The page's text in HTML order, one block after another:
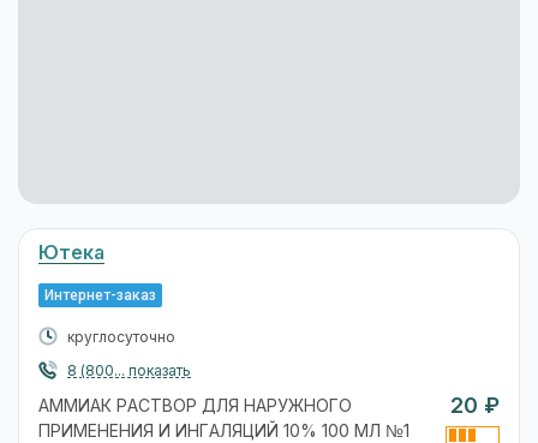
Ютека
Интернет-заказ
круглосуточно
8 (800... показать
АММИАК РАСТВОР ДЛЯ НАРУЖНОГО
ПРИМЕНЕНИЯ И ИНГАЛЯЦИЙ 10% 100 МЛ №1
20 ₽